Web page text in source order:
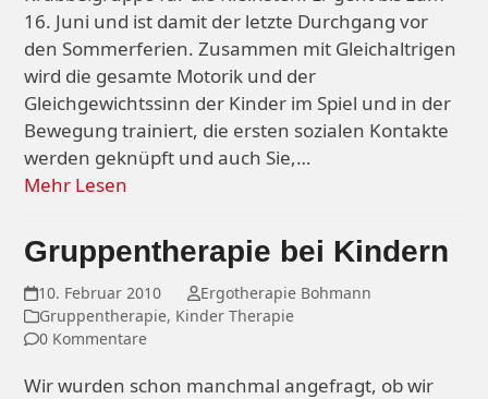
16. Juni und ist damit der letzte Durchgang vor
den Sommerferien. Zusammen mit Gleichaltrigen
wird die gesamte Motorik und der
Gleichgewichtssinn der Kinder im Spiel und in der
Bewegung trainiert, die ersten sozialen Kontakte
werden geknüpft und auch Sie,…
Mehr Lesen
Gruppentherapie bei Kindern
10. Februar 2010
Ergotherapie Bohmann
Gruppentherapie, Kinder Therapie
0 Kommentare
Wir wurden schon manchmal angefragt, ob wir